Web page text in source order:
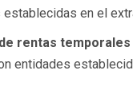
en el
rentas temporales
entidades